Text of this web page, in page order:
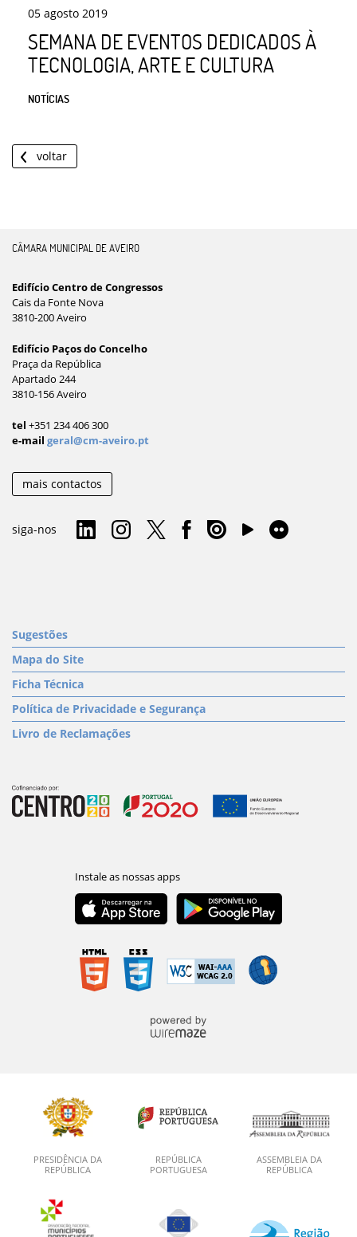
05 agosto 2019
SEMANA DE EVENTOS DEDICADOS À
TECNOLOGIA, ARTE E CULTURA
NOTÍCIAS
voltar
CÂMARA MUNICIPAL DE AVEIRO
Edifício Centro de Congressos
Cais da Fonte Nova
3810-200 Aveiro
Edifício Paços do Concelho
Praça da República
Apartado 244
3810-156 Aveiro
tel +351 234 406 300
e-mail geral@cm-aveiro.pt
mais contactos
siga-nos
Sugestões
Mapa do Site
Ficha Técnica
Política de Privacidade e Segurança
Livro de Reclamações
PRESIDÊNCIA DA
REPÚBLICA
REPÚBLICA
PORTUGUESA
ASSEMBLEIA DA
REPÚBLICA